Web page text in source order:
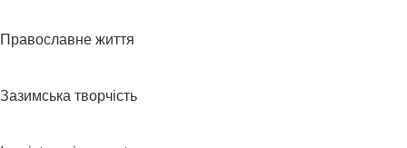
Православне життя
Зазимська творчість